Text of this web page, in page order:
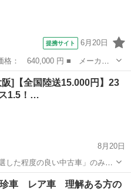
提携サイト 6月20日
■ グレード名： スタイル
ＴＣ 全周囲カメラ ナビ Ｔ
]【全国陸送15.000円】23
1.5！…
8月20日
た程度の良い中古車」のみを
を頂戴した「どこよりも安い価
装共に綺麗にクリーニング」を
ブーン 車両
珍車 レア車 理解ある方の